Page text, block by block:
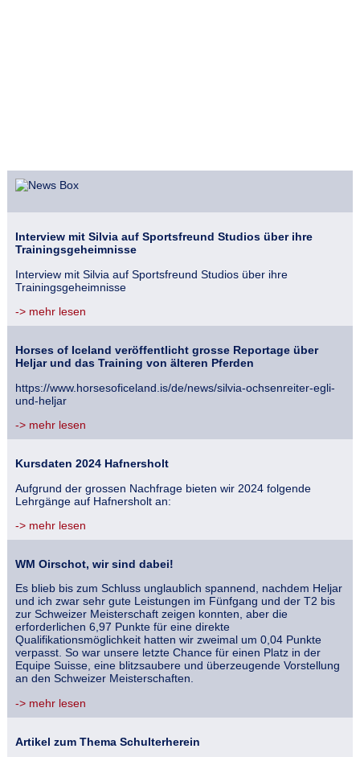
Interview mit Silvia auf Sportsfreund Studios über ihre
Trainingsgeheimnisse
Interview mit Silvia auf Sportsfreund Studios über ihre
Trainingsgeheimnisse
-> mehr lesen
Horses of Iceland veröffentlicht grosse Reportage über
Heljar und das Training von älteren Pferden
https://www.horsesoficeland.is/de/news/silvia-ochsenreiter-egli-
und-heljar
-> mehr lesen
Kursdaten 2024 Hafnersholt
Aufgrund der grossen Nachfrage bieten wir 2024 folgende
Lehrgänge auf Hafnersholt an:
-> mehr lesen
WM Oirschot, wir sind dabei!
Es blieb bis zum Schluss unglaublich spannend, nachdem Heljar
und ich zwar sehr gute Leistungen im Fünfgang und der T2 bis
zur Schweizer Meisterschaft zeigen konnten, aber die
erforderlichen 6,97 Punkte für eine direkte
Qualifikationsmöglichkeit hatten wir zweimal um 0,04 Punkte
verpasst. So war unsere letzte Chance für einen Platz in der
Equipe Suisse, eine blitzsaubere und überzeugende Vorstellung
an den Schweizer Meisterschaften.
-> mehr lesen
Artikel zum Thema Schulterherein